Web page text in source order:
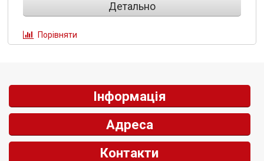
Детально
Порівняти
Інформація
Адреса
Контакти